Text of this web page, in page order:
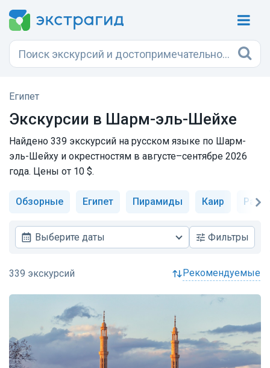
Египет
Экскурсии в Шарм-эль-Шейхе
Найдено 339 экскурсий на русском языке по Шарм-
эль-Шейху и окрестностям в августе–сентябре 2026
года. Цены от 10 $.
Обзорные Египет Пирамиды Каир Рас-
Выберите даты Фильтры
рекомендуемые